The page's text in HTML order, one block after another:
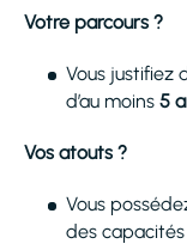
Votre parcours ?
Vous justifiez
d’au moins 5
Vos atouts ?
Vous
des